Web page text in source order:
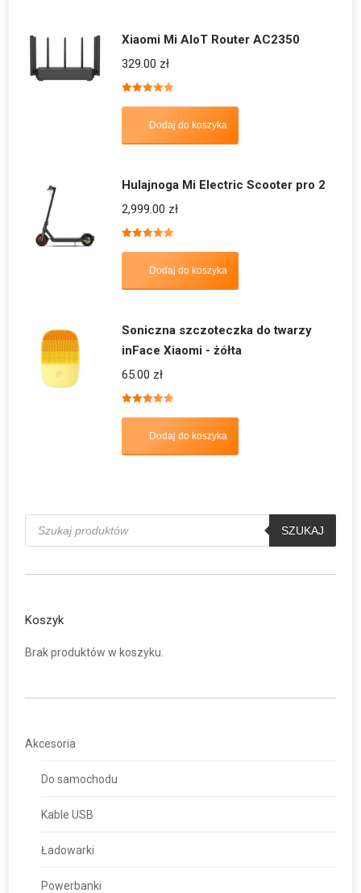
Xiaomi Mi AIoT Router AC2350
329.00 zł
5.00
Dodaj do koszyka
Hulajnoga Mi Electric Scooter pro 2
2,999.00 zł
5.00
Dodaj do koszyka
Soniczna szczoteczka do twarzy
inFace Xiaomi - żółta
65.00 zł
5.00
Dodaj do koszyka
Wyszukiwarka
produktów
SZUKAJ
Koszyk
Brak produktów w koszyku.
Akcesoria
Do samochodu
Kable USB
Ładowarki
Powerbanki